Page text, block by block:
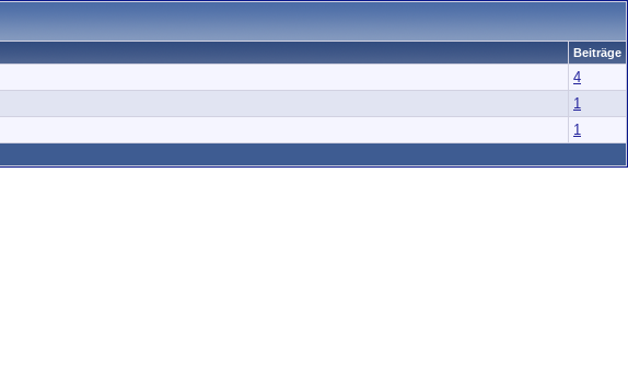
Beiträge
4
1
1